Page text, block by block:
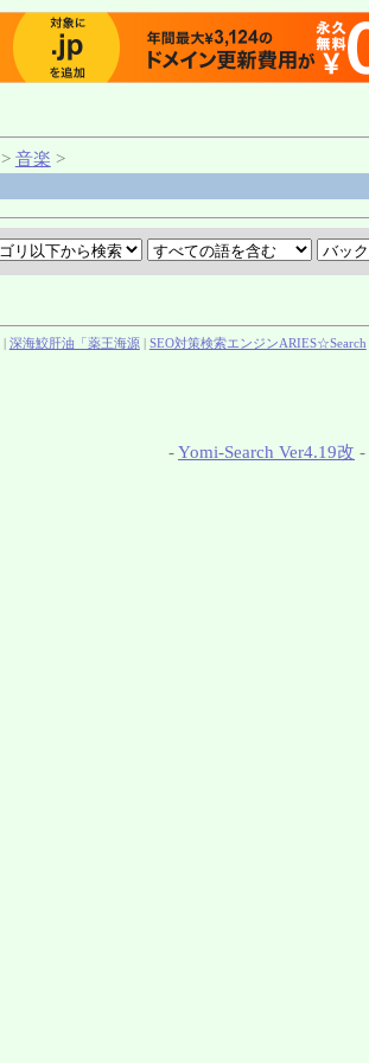
> 音楽 >
深海鮫肝油「薬王海源 SEO対策検索エンジンARIES☆Search
-Yomi-Search Ver4.19改 -